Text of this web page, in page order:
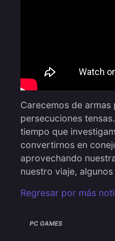
Carecemos de
persecuciones
tiempo que
convertirnos en
aprovechando
nuestro viaje,
Regresar por más
PC GAMES